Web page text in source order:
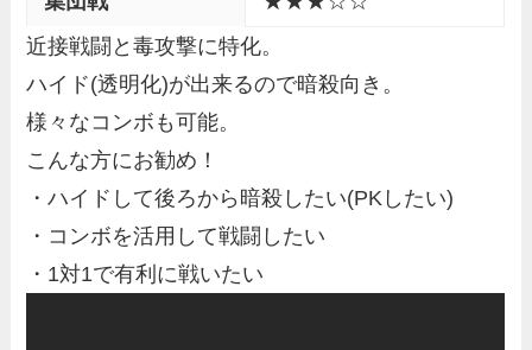
近接戦闘と毒攻撃に特化。
ハイド(透明化)が出来るので暗殺向き。
様々なコンボも可能。
こんな方にお勧め！
・ハイドして後ろから暗殺したい(PKしたい)
・コンボを活用して戦闘したい
・1対1で有利に戦いたい